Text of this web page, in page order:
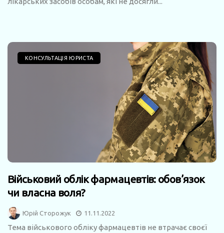
КОНСУЛЬТАЦІЯ ЮРИСТА
Військовий облік фармацевтів: обов’язок
чи власна воля?
Юрій Сторожук 11.11.2022
Тема військового обліку фармацевтів не втрачає своєї